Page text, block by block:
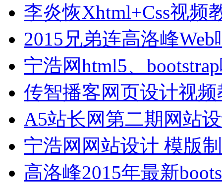
李炎恢Xhtml+Css视频
2015兄弟连高洛峰
宁浩网html5、
传智播客网页设计视
A5站长网第二期网站
宁浩网网站设计 模版
高洛峰2015年最新